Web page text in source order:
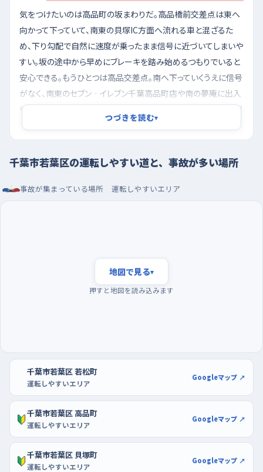
気をつけたいのは高品町の坂まわりだ。高品橋前交差点は東へ
向かって下っていて、南東の貝塚IC方面へ流れる車と混ざるた
め、下り勾配で自然に速度が乗ったまま信号に近づいてしまいや
すい。坂の途中から早めにブレーキを踏み始めるつもりでいると
安心できる。もうひとつは高品交差点。南へ下っていくうえに信号
がなく、南東のセブン‐イレブン千葉高品町店や南の夢庵に出入
りする車が横切るので、下りの勢いのまま進むと左右の確認が遅
れがちになる。ここは一度きちんと止まって、首を振ってから出る
くらいでちょうどいい。
早い時間の静かな道と、買い物ついでの駐車練習
練習を始めるなら、朝の通勤の流れが立ち上がる前の時間帯が
と思う。駐車の練習は、かわまち矢作モールやカパス千葉のよう
な大きな駐車場を使うのがおすすめ。区画が並んでいて、空いて
つづきを読む▾
千葉市若葉区の運転しやすい道と、事故が多い場所
事故が集まっている場所 運転しやすいエリア
地図で見る▾
押すと地図を読み込みます
千葉市若葉区 若松町
運転しやすいエリア
Googleマップ ↗
千葉市若葉区 高品町
運転しやすいエリア
Googleマップ ↗
千葉市若葉区 貝塚町
運転しやすいエリア
Googleマップ ↗